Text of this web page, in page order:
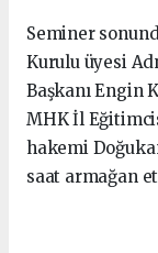
Seminer
Kurulu üyesi
Başkanı Engin
MHK İl
hakemi
saat armağan